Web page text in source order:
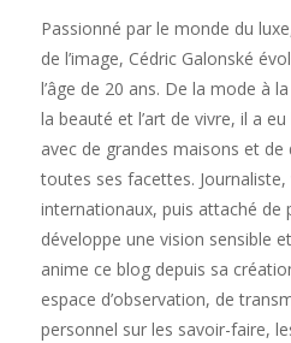
Passionné par le monde du
de l’image, Cédric Galonské
l’âge de 20 ans. De la mode à
la beauté et l’art de vivre, il a
avec de grandes maisons et de
toutes ses facettes.
internationaux, puis attaché de
développe une vision sensible
anime ce blog depuis sa
espace d’observation, de
personnel sur les savoir-faire,